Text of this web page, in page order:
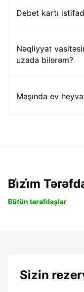
Debet kartı
Nəqliyyat
uzada bilərəm?
Maşında ev
Bi̇zi̇m
Bütün tərəfdaşlar
Sizin